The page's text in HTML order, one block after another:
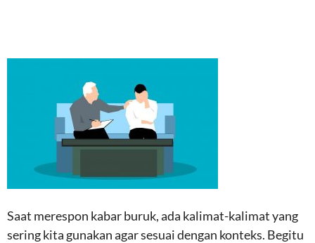
Saat merespon kabar buruk, ada kalimat-kalimat yang
sering kita gunakan agar sesuai dengan konteks. Begitu